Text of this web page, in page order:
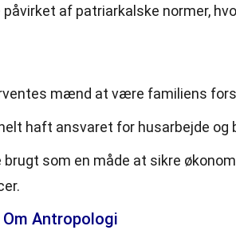
af patriarkalske normer,
mænd at være familiens
haft ansvaret for husarbejde og
brugt som en måde at sikre
Om Antropologi